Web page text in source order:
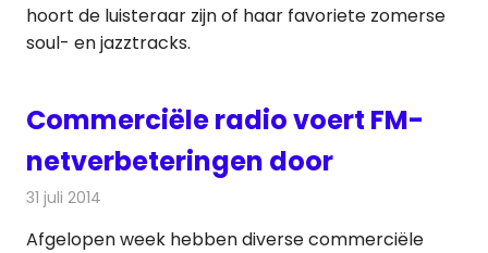
hoort de luisteraar zijn of haar favoriete zomerse
soul- en jazztracks.
Commerciële radio voert FM-
netverbeteringen door
31 juli 2014
Afgelopen week hebben diverse commerciële